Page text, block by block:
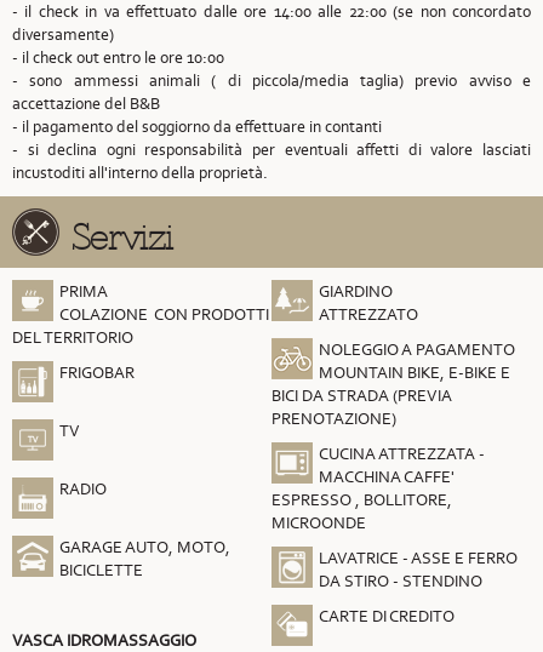
- il check in va effettuato dalle ore 14:00 alle 22:00 (se non concordato
diversamente)
- il check out entro le ore 10:00
- sono ammessi animali ( di piccola/media taglia) previo avviso e
accettazione del B&B
- il pagamento del soggiorno da effettuare in contanti
- si declina ogni responsabilità per eventuali affetti di valore lasciati
incustoditi all'interno della proprietà.
Servizi
PRIMA
COLAZIONE CON PRODOTTI
DEL TERRITORIO
FRIGOBAR
TV
RADIO
GARAGE AUTO, MOTO,
BICICLETTE
VASCA IDROMASSAGGIO
GIARDINO
ATTREZZATO
NOLEGGIO A PAGAMENTO
MOUNTAIN BIKE, E-BIKE E
BICI DA STRADA (PREVIA
PRENOTAZIONE)
CUCINA ATTREZZATA -
MACCHINA CAFFE'
ESPRESSO , BOLLITORE,
MICROONDE
LAVATRICE - ASSE E FERRO
DA STIRO - STENDINO
CARTE DI CREDITO